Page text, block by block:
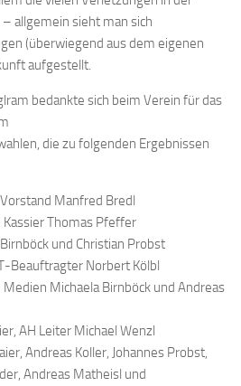
allgemein sieht man sich
(überwiegend aus dem eigenen
aufgestellt.
bedankte sich beim Verein für das
die zu folgenden Ergebnissen
Manfred Bredl
Kassier Thomas Pfeffer
und Christian Probst
Beauftragter Norbert Kölbl
Michaela Birnböck und Andreas
AH Leiter Michael Wenzl
Andreas Koller, Johannes Probst,
Andreas Matheisl und